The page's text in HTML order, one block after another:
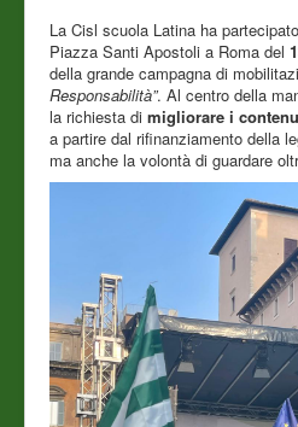
La Cisl scuola Latina ha
Piazza Santi Apostoli a Roma del
della grande campagna di
Responsabilità”. Al centro della
la richiesta di migliorare i
a partire dal rifinanziamento della
ma anche la volontà di guardare